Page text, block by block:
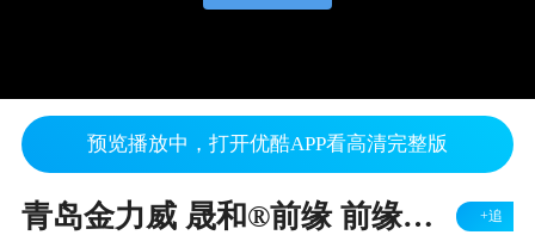
预览播放中，打开优酷APP看高清完整版
青岛金力威 晟和®前缘 前缘送纸部 送6米纸板 运行视频 +追